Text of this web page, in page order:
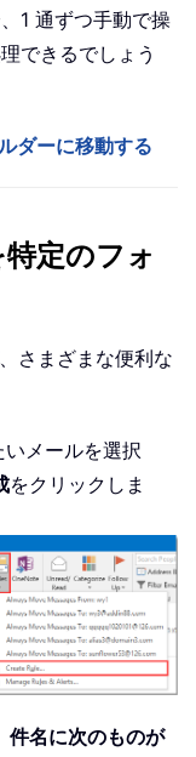
1 通ずつ手動で操
できるでしょう
ダーに移動する
定のフォ
さまざまな便利な
メールを選択
をクリックしま
件名に次のものが